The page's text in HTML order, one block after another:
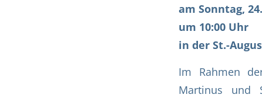
am Sonntag,
um 10:00 Uhr
in der St.-
Im Rahmen
Martinus und